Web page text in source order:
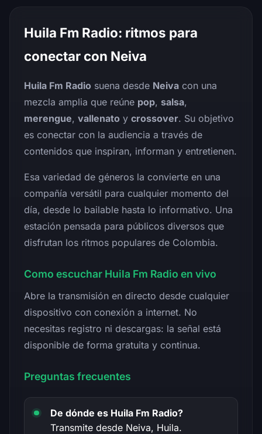
Huila Fm Radio: ritmos para
conectar con Neiva
Huila Fm Radio suena desde Neiva con una
mezcla amplia que reúne pop, salsa,
merengue, vallenato y crossover. Su objetivo
es conectar con la audiencia a través de
contenidos que inspiran, informan y entretienen.
Esa variedad de géneros la convierte en una
compañía versátil para cualquier momento del
día, desde lo bailable hasta lo informativo. Una
estación pensada para públicos diversos que
disfrutan los ritmos populares de Colombia.
Como escuchar Huila Fm Radio en vivo
Abre la transmisión en directo desde cualquier
dispositivo con conexión a internet. No
necesitas registro ni descargas: la señal está
disponible de forma gratuita y continua.
Preguntas frecuentes
De dónde es Huila Fm Radio?
Transmite desde Neiva, Huila.